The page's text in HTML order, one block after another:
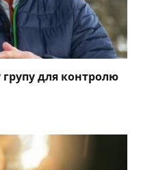
групу для контролю